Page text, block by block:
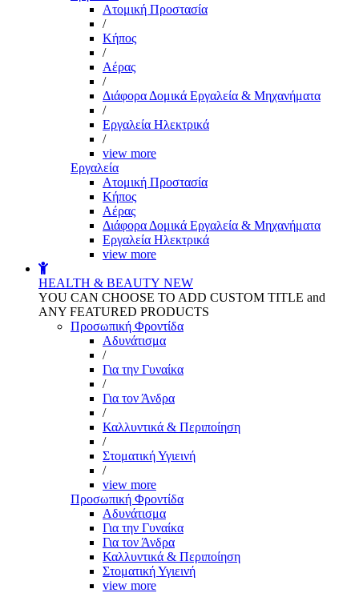
Aτομική Προστασία
/
Kήπος
/
Αέρας
/
Διάφορα Δομικά Εργαλεία & Μηχανήματα
/
Εργαλεία Ηλεκτρικά
/
view more
Εργαλεία
Aτομική Προστασία
Kήπος
Αέρας
Διάφορα Δομικά Εργαλεία & Μηχανήματα
Εργαλεία Ηλεκτρικά
view more
HEALTH & BEAUTY NEW
YOU CAN CHOOSE TO ADD CUSTOM TITLE and
ANY FEATURED PRODUCTS
Προσωπική Φροντίδα
Αδυνάτισμα
/
Για την Γυναίκα
/
Για τον Άνδρα
/
Καλλυντικά & Περιποίηση
/
Στοματική Υγιεινή
/
view more
Προσωπική Φροντίδα
Αδυνάτισμα
Για την Γυναίκα
Για τον Άνδρα
Καλλυντικά & Περιποίηση
Στοματική Υγιεινή
view more